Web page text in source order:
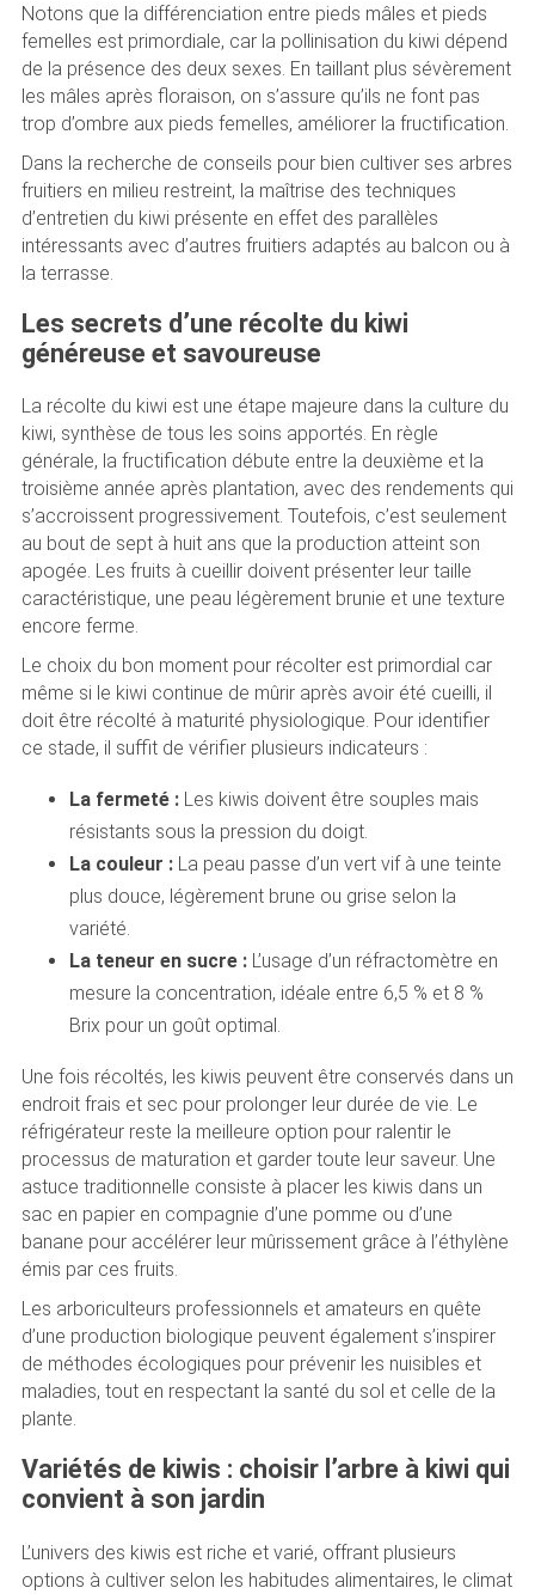
Notons que la différenciation entre pieds mâles et pieds
femelles est primordiale, car la pollinisation du kiwi dépend
de la présence des deux sexes. En taillant plus sévèrement
les mâles après floraison, on s’assure qu’ils ne font pas
trop d’ombre aux pieds femelles, améliorer la fructification.
Dans la recherche de conseils pour bien cultiver ses arbres
fruitiers en milieu restreint, la maîtrise des techniques
d’entretien du kiwi présente en effet des parallèles
intéressants avec d’autres fruitiers adaptés au balcon ou à
la terrasse.
Les secrets d’une récolte du kiwi
généreuse et savoureuse
La récolte du kiwi est une étape majeure dans la culture du
kiwi, synthèse de tous les soins apportés. En règle
générale, la fructification débute entre la deuxième et la
troisième année après plantation, avec des rendements qui
s’accroissent progressivement. Toutefois, c’est seulement
au bout de sept à huit ans que la production atteint son
apogée. Les fruits à cueillir doivent présenter leur taille
caractéristique, une peau légèrement brunie et une texture
encore ferme.
Le choix du bon moment pour récolter est primordial car
même si le kiwi continue de mûrir après avoir été cueilli, il
doit être récolté à maturité physiologique. Pour identifier
ce stade, il suffit de vérifier plusieurs indicateurs :
La fermeté :Les kiwis doivent être souples mais
résistants sous la pression du doigt.
La couleur :La peau passe d’un vert vif à une teinte
plus douce, légèrement brune ou grise selon la
variété.
La teneur en sucre :L’usage d’un réfractomètre en
mesure la concentration, idéale entre 6,5 % et 8 %
Brix pour un goût optimal.
Une fois récoltés, les kiwis peuvent être conservés dans un
endroit frais et sec pour prolonger leur durée de vie. Le
réfrigérateur reste la meilleure option pour ralentir le
processus de maturation et garder toute leur saveur. Une
astuce traditionnelle consiste à placer les kiwis dans un
sac en papier en compagnie d’une pomme ou d’une
banane pour accélérer leur mûrissement grâce à l’éthylène
émis par ces fruits.
Les arboriculteurs professionnels et amateurs en quête
d’une production biologique peuvent également s’inspirer
de méthodes écologiques pour prévenir les nuisibles et
maladies, tout en respectant la santé du sol et celle de la
plante.
Variétés de kiwis : choisir l’arbre à kiwi qui
convient à son jardin
L’univers des kiwis est riche et varié, offrant plusieurs
options à cultiver selon les habitudes alimentaires, le climat